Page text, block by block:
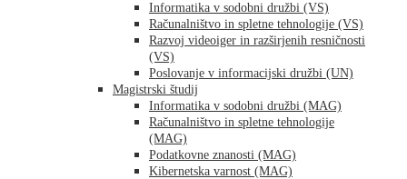
Informatika v sodobni družbi (VS)
Računalništvo in spletne tehnologije (VS)
Razvoj videoiger in razširjenih resničnosti
(VS)
Poslovanje v informacijski družbi (UN)
Magistrski študij
Informatika v sodobni družbi (MAG)
Računalništvo in spletne tehnologije
(MAG)
Podatkovne znanosti (MAG)
Kibernetska varnost (MAG)